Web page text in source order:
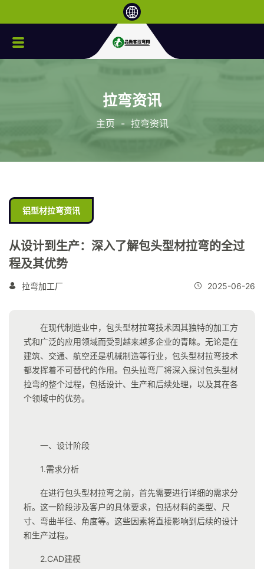
拉弯资讯
主页 - 拉弯资讯
铝型材拉弯资讯
从设计到生产：深入了解包头型材拉弯的全过
程及其优势
拉弯加工厂 2025-06-26
在现代制造业中，包头型材拉弯技术因其独特的加工方
式和广泛的应用领域而受到越来越多企业的青睐。无论是在
建筑、交通、航空还是机械制造等行业，包头型材拉弯技术
都发挥着不可替代的作用。包头拉弯厂将深入探讨包头型材
拉弯的整个过程，包括设计、生产和后续处理，以及其在各
个领域中的优势。
一、设计阶段
1.需求分析
在进行包头型材拉弯之前，首先需要进行详细的需求分
析。这一阶段涉及客户的具体要求，包括材料的类型、尺
寸、弯曲半径、角度等。这些因素将直接影响到后续的设计
和生产过程。
2.CAD建模